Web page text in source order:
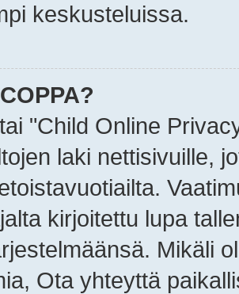
keskusteluissa.
"Child Online
laki nettisivuille,
kirjoitettu lupa
Mikäli
Ota yhteyttä